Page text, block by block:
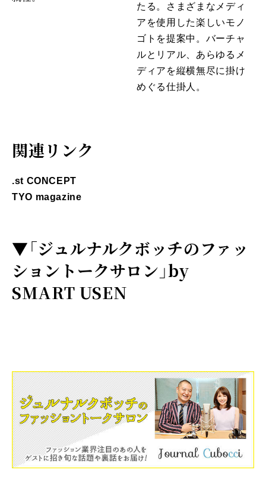
たる。さまざまなメディ
アを使用した楽しいモノ
ゴトを提案中。バーチャ
ルとリアル、あらゆるメ
ディアを縦横無尽に掛け
めぐる仕掛人。
関連リンク
.st CONCEPT
TYO magazine
▼「ジュルナルクボッチのファッ
ショントークサロン」by
SMART USEN